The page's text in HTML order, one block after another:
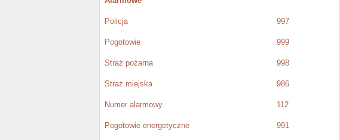
Policja 997
Pogotowie 999
Straż pożarna 998
Straż miejska 986
Numer alarmowy 112
Pogotowie energetyczne 991